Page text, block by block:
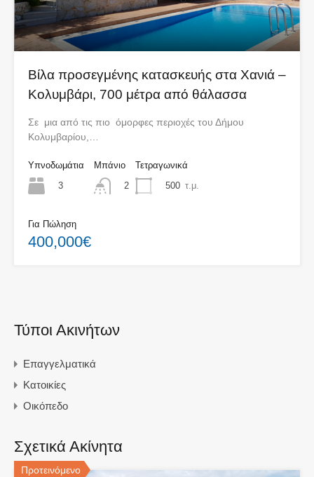
Βίλα προσεγμένης κατασκευής στα Χανιά –
Κολυμβάρι, 700 μέτρα από θάλασσα
Σε μια από τις πιο όμορφες περιοχές του Δήμου
Κολυμβαρίου,…
Υπνοδωμάτια
3
Μπάνιο
2
Τετραγωνικά
500 τ.μ.
Για Πώληση
400,000€
Τύποι Ακινήτων
Επαγγελματικά
Κατοικίες
Οικόπεδο
Σχετικά Ακίνητα
Προτεινόμενο